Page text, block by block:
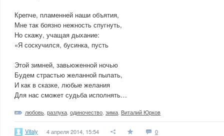
Крепче, пламенней наши объятия,
Мне так боязно нежность спугнуть,
Но скажу, учащая дыхание:
«Я соскучился, бусинка, пусть
Этой зимней, завьюженной ночью
Будем страстью желанной пылать,
И как в сказке, любые желания
Для нас сможет судьба исполнять…
любовь разлука одиночество зима Виталий Юрков
Vitaly 4 апреля 2014, 15:54 0